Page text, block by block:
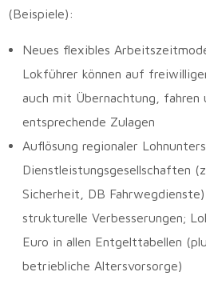
(Beispiele):
Neues flexibles
Lokführer können auf
auch mit Übernachtung, fahren
entsprechende Zulagen
Auflösung regionaler
Dienstleistungsgesellschaften
Sicherheit, DB
strukturelle Verbesserungen;
Euro in allen Entgelttabellen
betriebliche Altersvorsorge)